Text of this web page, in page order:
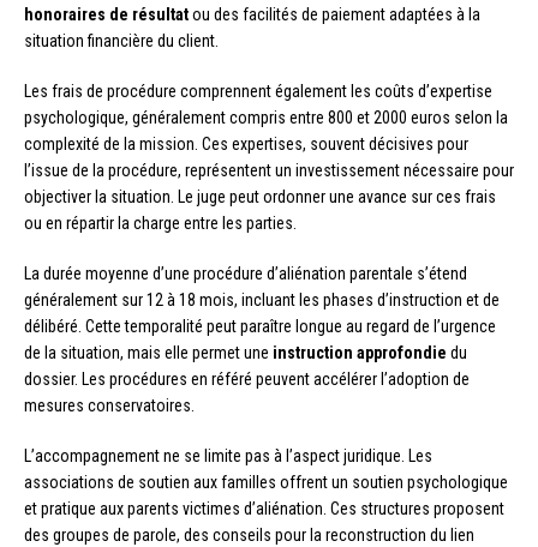
honoraires de résultatou des facilités de paiement adaptées à la
situation financière du client.
Les frais de procédure comprennent également les coûts d’expertise
psychologique, généralement compris entre 800 et 2000 euros selon la
complexité de la mission. Ces expertises, souvent décisives pour
l’issue de la procédure, représentent un investissement nécessaire pour
objectiver la situation. Le juge peut ordonner une avance sur ces frais
ou en répartir la charge entre les parties.
La durée moyenne d’une procédure d’aliénation parentale s’étend
généralement sur 12 à 18 mois, incluant les phases d’instruction et de
délibéré. Cette temporalité peut paraître longue au regard de l’urgence
de la situation, mais elle permet une instruction approfondie du
dossier. Les procédures en référé peuvent accélérer l’adoption de
mesures conservatoires.
L’accompagnement ne se limite pas à l’aspect juridique. Les
associations de soutien aux familles offrent un soutien psychologique
et pratique aux parents victimes d’aliénation. Ces structures proposent
des groupes de parole, des conseils pour la reconstruction du lien